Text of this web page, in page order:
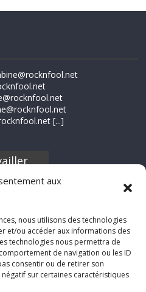
aux
nous utilisons des technologies
et/ou accéder aux informations des
technologies nous permettra de
de navigation ou les ID
consentir ou de retirer son
sur certaines caractéristiques
[...]
n'hésite
envoyer
de
de films,
des billets
: